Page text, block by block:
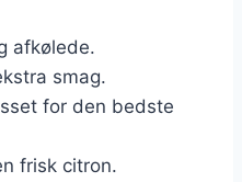
afkølede.
smag.
for den bedste
frisk citron.